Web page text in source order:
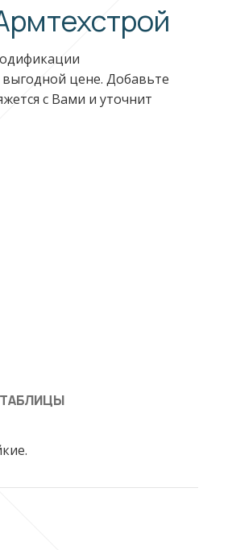
цене. Добавьте
с Вами и уточнит